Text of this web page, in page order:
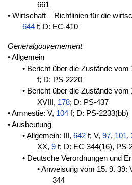
661
• Wirtschaft – Richtlinien für die
644f; D: EC-410
Generalgouvernement
• Allgemein
• Bericht über die Zustände vom
f; D: PS-2220
• Bericht über die Zustände vom
XVIII, 178; D: PS-437
• Amnestie: V, 104f; D: PS-2233(bb)
• Ausbeutung
• Allgemein: III, 642f; V, 97, 101,
XX,9 f; D: EC-344(16), PS-
• Deutsche Verordnungen und
• Anweisung vom 15. 9. 39:
344